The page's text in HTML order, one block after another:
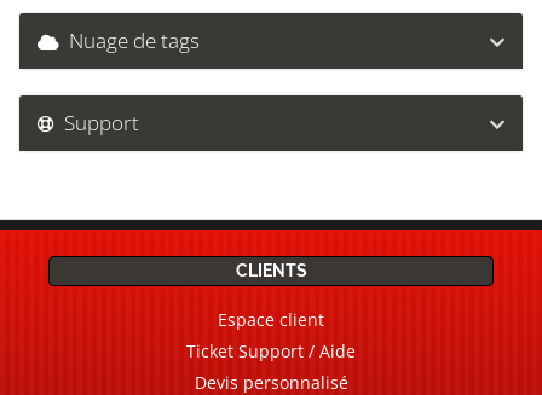
Nuage de tags
Support
CLIENTS
Espace client
Ticket Support / Aide
Devis personnalisé